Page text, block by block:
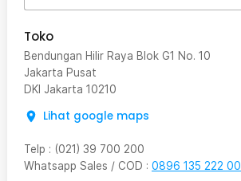
Toko
Bendungan Hilir Raya Blok G1 No. 10
Jakarta Pusat
DKI Jakarta 10210
Lihat google maps
Telp : (021) 39 700 200
Whatsapp Sales / COD : 0896 135 222 00